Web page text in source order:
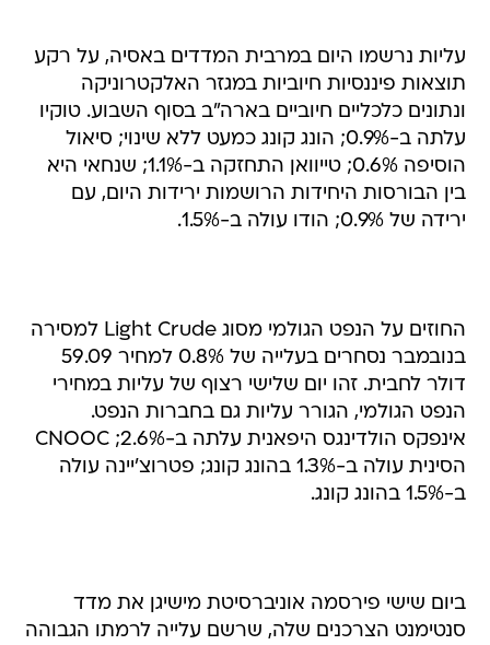
עליות נרשמו היום במרבית המדדים באסיה, על רקע
תוצאות פיננסיות חיוביות במגזר האלקטרוניקה
ונתונים כלכליים חיוביים בארה"ב בסוף השבוע. טוקיו
עלתה ב-0.9%; הונג קונג כמעט ללא שינוי; סיאול
הוסיפה 0.6%; טייוואן התחזקה ב-1.1%; שנחאי היא
בין הבורסות היחידות הרושמות ירידות היום, עם
ירידה של 0.9%; הודו עולה ב-1.5%.
החוזים על הנפט הגולמי מסוג Light Crude למסירה
בנובמבר נסחרים בעלייה של 0.8% למחיר 59.09
דולר לחבית. זהו יום שלישי רצוף של עליות במחירי
הנפט הגולמי, הגורר עליות גם בחברות הנפט.
אינפקס הולדינגס היפאנית עלתה ב-2.6%; CNOOC
הסינית עולה ב-1.3% בהונג קונג; פטרוצ'יינה עולה
ב-1.5% בהונג קונג.
ביום שישי פירסמה אוניברסיטת מישיגן את מדד
סנטימנט הצרכנים שלה, שרשם עלייה לרמתו הגבוהה